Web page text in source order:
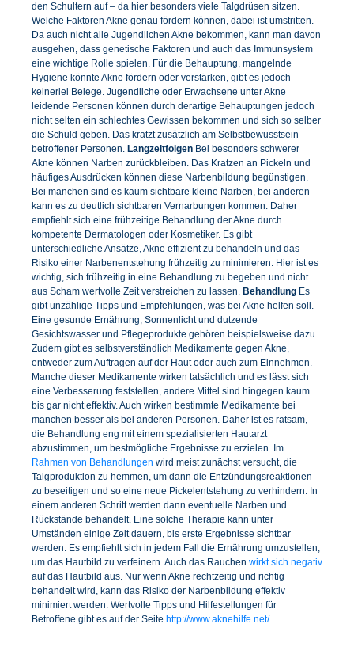
den Schultern auf – da hier besonders viele Talgdrüsen sitzen.
Welche Faktoren Akne genau fördern können, dabei ist umstritten.
Da auch nicht alle Jugendlichen Akne bekommen, kann man davon
ausgehen, dass genetische Faktoren und auch das Immunsystem
eine wichtige Rolle spielen. Für die Behauptung, mangelnde
Hygiene könnte Akne fördern oder verstärken, gibt es jedoch
keinerlei Belege. Jugendliche oder Erwachsene unter Akne
leidende Personen können durch derartige Behauptungen jedoch
nicht selten ein schlechtes Gewissen bekommen und sich so selber
die Schuld geben. Das kratzt zusätzlich am Selbstbewusstsein
betroffener Personen. Langzeitfolgen Bei besonders schwerer
Akne können Narben zurückbleiben. Das Kratzen an Pickeln und
häufiges Ausdrücken können diese Narbenbildung begünstigen.
Bei manchen sind es kaum sichtbare kleine Narben, bei anderen
kann es zu deutlich sichtbaren Vernarbungen kommen. Daher
empfiehlt sich eine frühzeitige Behandlung der Akne durch
kompetente Dermatologen oder Kosmetiker. Es gibt
unterschiedliche Ansätze, Akne effizient zu behandeln und das
Risiko einer Narbenentstehung frühzeitig zu minimieren. Hier ist es
wichtig, sich frühzeitig in eine Behandlung zu begeben und nicht
aus Scham wertvolle Zeit verstreichen zu lassen. Behandlung Es
gibt unzählige Tipps und Empfehlungen, was bei Akne helfen soll.
Eine gesunde Ernährung, Sonnenlicht und dutzende
Gesichtswasser und Pflegeprodukte gehören beispielsweise dazu.
Zudem gibt es selbstverständlich Medikamente gegen Akne,
entweder zum Auftragen auf der Haut oder auch zum Einnehmen.
Manche dieser Medikamente wirken tatsächlich und es lässt sich
eine Verbesserung feststellen, andere Mittel sind hingegen kaum
bis gar nicht effektiv. Auch wirken bestimmte Medikamente bei
manchen besser als bei anderen Personen. Daher ist es ratsam,
die Behandlung eng mit einem spezialisierten Hautarzt
abzustimmen, um bestmögliche Ergebnisse zu erzielen. Im
Rahmen von Behandlungen wird meist zunächst versucht, die
Talgproduktion zu hemmen, um dann die Entzündungsreaktionen
zu beseitigen und so eine neue Pickelentstehung zu verhindern. In
einem anderen Schritt werden dann eventuelle Narben und
Rückstände behandelt. Eine solche Therapie kann unter
Umständen einige Zeit dauern, bis erste Ergebnisse sichtbar
werden. Es empfiehlt sich in jedem Fall die Ernährung umzustellen,
um das Hautbild zu verfeinern. Auch das Rauchen wirkt sich negativ
auf das Hautbild aus. Nur wenn Akne rechtzeitig und richtig
behandelt wird, kann das Risiko der Narbenbildung effektiv
minimiert werden. Wertvolle Tipps und Hilfestellungen für
Betroffene gibt es auf der Seite http://www.aknehilfe.net/.